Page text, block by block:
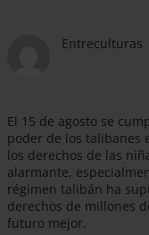
Entreculturas
El 15 de agosto se
poder de los talibanes
los derechos de las
alarmante,
régimen talibán ha
derechos de millones
futuro mejor.